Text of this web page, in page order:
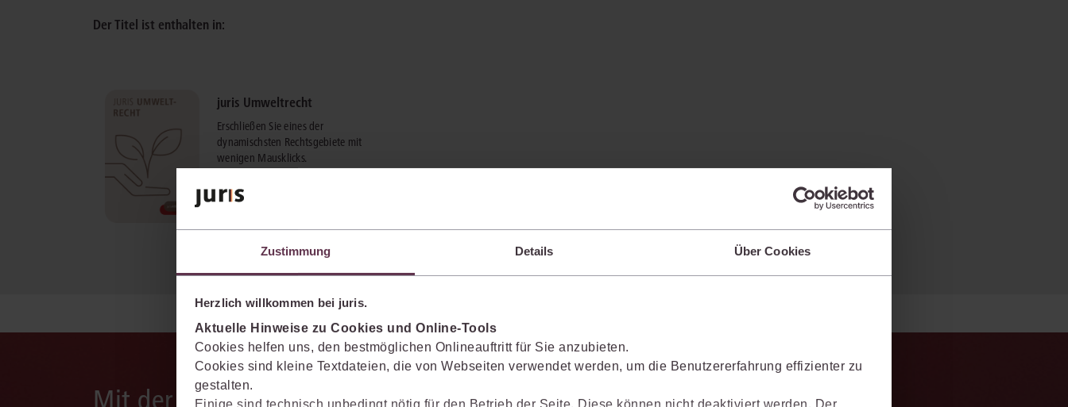
Zustimmung Details Über Cookies
Herzlich willkommen bei juris.
Aktuelle Hinweise zu Cookies und Online-Tools
Cookies helfen uns, den bestmöglichen Onlineauftritt für Sie anzubieten.
Cookies sind kleine Textdateien, die von Webseiten verwendet werden, um die Benutzererfahrung effizienter zu
gestalten.
Einige sind technisch unbedingt nötig für den Betrieb der Seite. Diese können nicht deaktiviert werden. Der
Der Titel ist enthalten in:
juris Umweltrecht
Erschließen Sie eines der
dynamischsten Rechtsgebiete mit
wenigen Mausklicks.
Mit der juris KI-Suite denkt das Wissen mit.